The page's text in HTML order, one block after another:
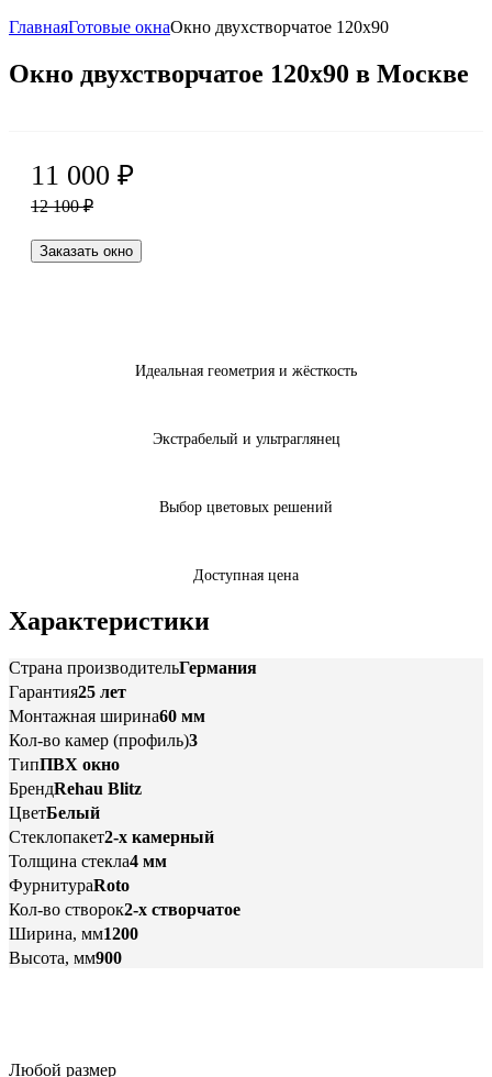
ГлавнаяГотовые окнаОкно двухстворчатое 120x90
Окно двухстворчатое 120x90 в Москве
11 000 ₽
12 100₽
Заказать окно
Идеальная геометрия и жёсткость
Экстрабелый и ультраглянец
Выбор цветовых решений
Доступная цена
Характеристики
Страна производительГермания
Гарантия25 лет
Монтажная ширина60 мм
Кол-во камер (профиль)3
ТипПВХ окно
БрендRehau Blitz
ЦветБелый
Стеклопакет2-х камерный
Толщина стекла4 мм
ФурнитураRoto
Кол-во створок2-х створчатое
Ширина, мм1200
Высота, мм900
Любой размер